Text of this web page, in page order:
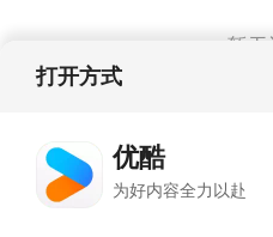
暂无
打开方式
优酷
为好内容全力以赴